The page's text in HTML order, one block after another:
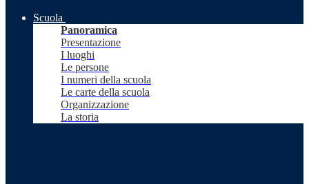
Scuola
Panoramica
Presentazione
I luoghi
Le persone
I numeri della scuola
Le carte della scuola
Organizzazione
La storia